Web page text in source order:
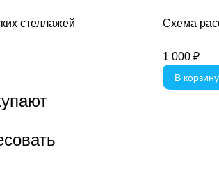
стеллажей Схема
1 000 ₽
В корзину